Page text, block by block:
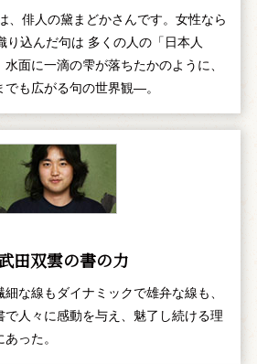
、俳人の黛まどかさんです。女性なら
り込んだ句は 多くの人の「日本人
面に一滴の雫が落ちたかのように、
も広がる句の世界観―。
田双雲の書の力
な線もダイナミックで雄弁な線も、
で人々に感動を与え、魅了し続ける理
った。